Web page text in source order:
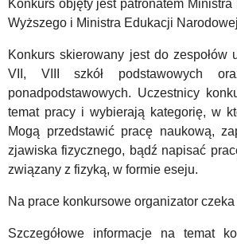
Konkurs objęty jest patronatem
Wyższego i Ministra Edukacji
Konkurs skierowany jest do zespołów
VII, VIII szkół podstawowych
ponadpodstawowych. Uczestnicy
temat pracy i wybierają kategorię, w
Mogą przedstawić pracę naukową,
zjawiska fizycznego, bądź napisać
związany z fizyką, w formie eseju.
Na prace konkursowe organizator czeka
Szczegółowe informacje na temat
9
lat
–
sukces
naszej
uczennicy